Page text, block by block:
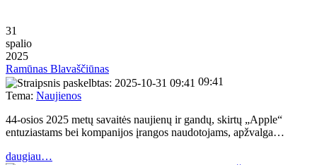
31
spalio
2025
Ramūnas Blavaščiūnas
09:41
Tema: Naujienos
44-osios 2025 metų savaitės naujienų ir gandų, skirtų „Apple“
entuziastams bei kompanijos įrangos naudotojams, apžvalga…
daugiau…